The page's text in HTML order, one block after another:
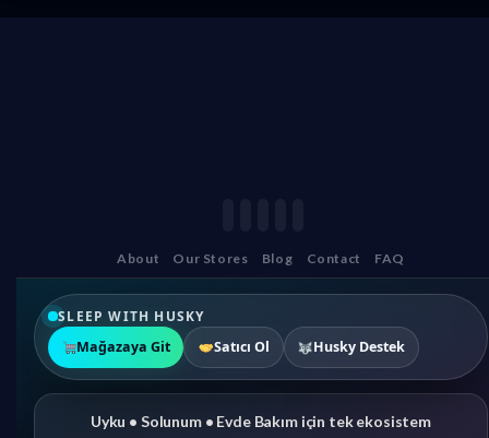
About Our Stores Blog Contact FAQ
SLEEP WITH HUSKY
Mağazaya Git
Satıcı Ol Husky Destek
Uyku • Solunum • Evde Bakım için tek ekosistem